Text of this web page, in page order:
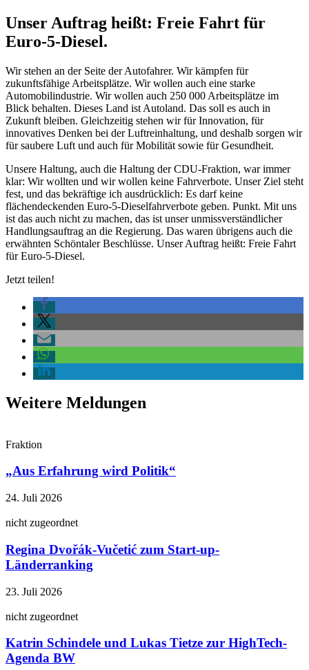
Unser Auftrag heißt: Freie Fahrt für
Euro-5-Diesel.
Wir stehen an der Seite der Autofahrer. Wir kämpfen für
zukunftsfähige Arbeitsplätze. Wir wollen auch eine starke
Automobilindustrie. Wir wollen auch 250 000 Arbeitsplätze im
Blick behalten. Dieses Land ist Autoland. Das soll es auch in
Zukunft bleiben. Gleichzeitig stehen wir für Innovation, für
innovatives Denken bei der Luftreinhaltung, und deshalb sorgen wir
für saubere Luft und auch für Mobilität sowie für Gesundheit.
Unsere Haltung, auch die Haltung der CDU-Fraktion, war immer
klar: Wir wollten und wir wollen keine Fahrverbote. Unser Ziel steht
fest, und das bekräftige ich ausdrücklich: Es darf keine
flächendeckenden Euro-5-Dieselfahrverbote geben. Punkt. Mit uns
ist das auch nicht zu machen, das ist unser unmissverständlicher
Handlungsauftrag an die Regierung. Das waren übrigens auch die
erwähnten Schöntaler Beschlüsse. Unser Auftrag heißt: Freie Fahrt
für Euro-5-Diesel.
Jetzt teilen!
Weitere Meldungen
Fraktion
„Aus Erfahrung wird Politik“
24. Juli 2026
nicht zugeordnet
Regina Dvořák-Vučetić zum Start-up-
Länderranking
23. Juli 2026
nicht zugeordnet
Katrin Schindele und Lukas Tietze zur HighTech-
Agenda BW